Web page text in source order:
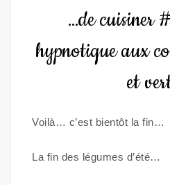
…de cuisiner
hypnotique aux
et
Voilà… c’est bientôt la fin…
La fin des légumes d’été…